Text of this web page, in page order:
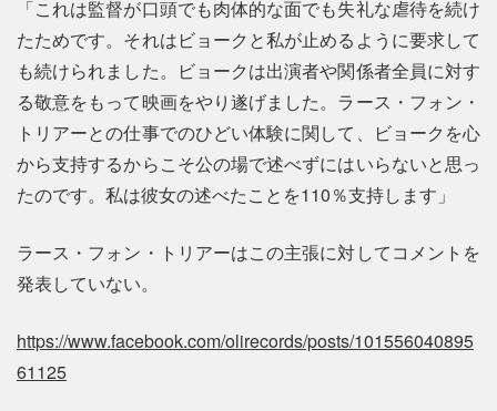
「これは監督が口頭でも肉体的な面でも失礼な虐待を続け
たためです。それはビョークと私が止めるように要求して
も続けられました。ビョークは出演者や関係者全員に対す
る敬意をもって映画をやり遂げました。ラース・フォン・
トリアーとの仕事でのひどい体験に関して、ビョークを心
から支持するからこそ公の場で述べずにはいらないと思っ
たのです。私は彼女の述べたことを110％支持します」
ラース・フォン・トリアーはこの主張に対してコメントを
発表していない。
https://www.facebook.com/olirecords/posts/101556040895
61125